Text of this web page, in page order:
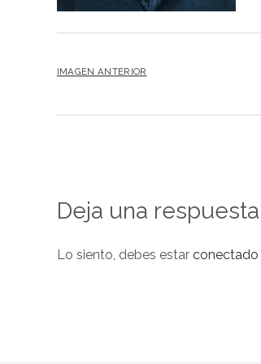
IMAGEN ANTERIOR
Deja una respuesta
Lo siento, debes estar conectado